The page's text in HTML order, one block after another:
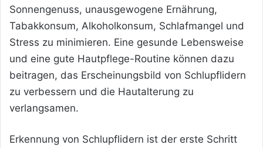
Sonnengenuss, unausgewogene Ernährung,
Tabakkonsum, Alkoholkonsum, Schlafmangel und
Stress zu minimieren. Eine gesunde Lebensweise
und eine gute Hautpflege-Routine können dazu
beitragen, das Erscheinungsbild von Schlupflidern
zu verbessern und die Hautalterung zu
verlangsamen.
Erkennung von Schlupflidern ist der erste Schritt